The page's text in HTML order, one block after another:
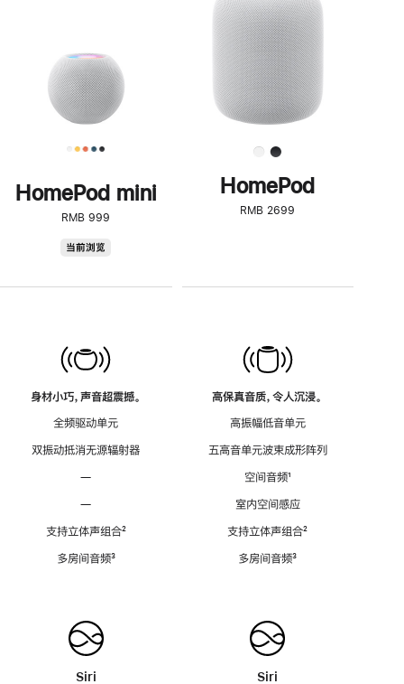
HomePod mini
RMB 999
当前浏览
身材小巧，声音超震撼。
全频驱动单元
双振动抵消无源辐射器
—
—
支持立体声组合脚
²
多房间音频脚
³
Siri
了
解
HomePod<
HomePod
RMB 2699
高保真音质，令人沉浸。
高振幅低音单元
五高音单元波束成形阵列
空间音频脚
¹
室内空间感应
支持立体声组合脚
²
多房间音频脚
³
Siri